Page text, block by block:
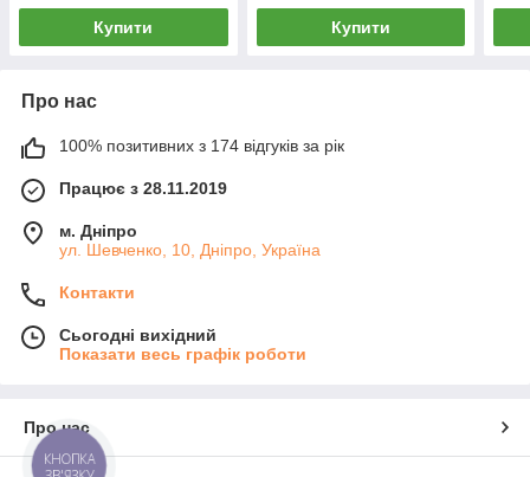
Купити Купити
Про нас
100% позитивних з 174 відгуків за рік
Працює з 28.11.2019
м. Дніпро
ул. Шевченко, 10, Дніпро, Україна
Контакти
Сьогодні вихідний
Показати весь графік роботи
Про нас
КНОПКА